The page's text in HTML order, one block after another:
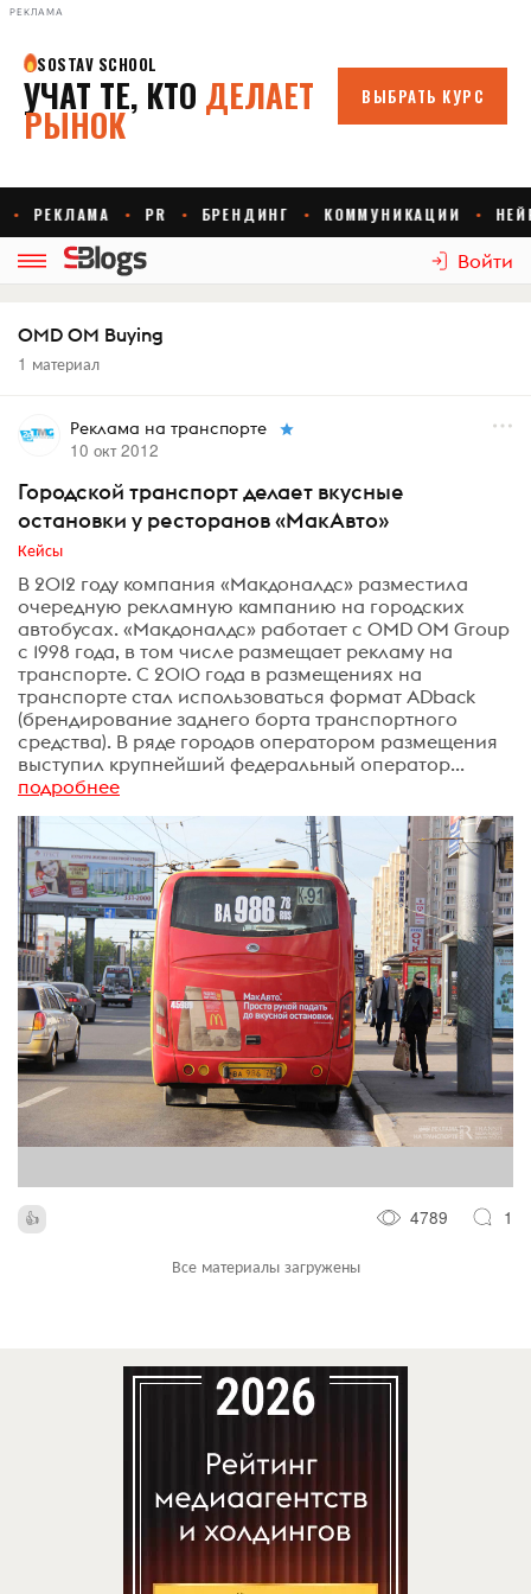
РЕКЛАМА
Войти
OMD OM Buying
1 материал
Реклама на транспорте
10 окт 2012
Городской транспорт делает вкусные
остановки у ресторанов «МакАвто»
Кейсы
В 2012 году компания «Макдоналдс» разместила
очередную рекламную кампанию на городских
автобусах. «Макдоналдс» работает с OMD OM Group
с 1998 года, в том числе размещает рекламу на
транспорте. С 2010 года в размещениях на
транспорте стал использоваться формат ADback
(брендирование заднего борта транспортного
средства). В ряде городов оператором размещения
выступил крупнейший федеральный оператор...
подробнее
4789 1
Все материалы загружены